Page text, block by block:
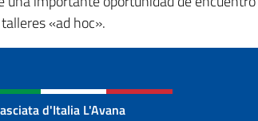
«ad hoc».
d'Italia L'Avana